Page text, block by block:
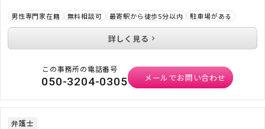
男性専門家在籍 無料相談可 最寄駅から徒歩5分以内 駐車場がある
詳しく見る
この事務所の電話番号
050-3204-0305 メールでお問い合わせ
弁護士